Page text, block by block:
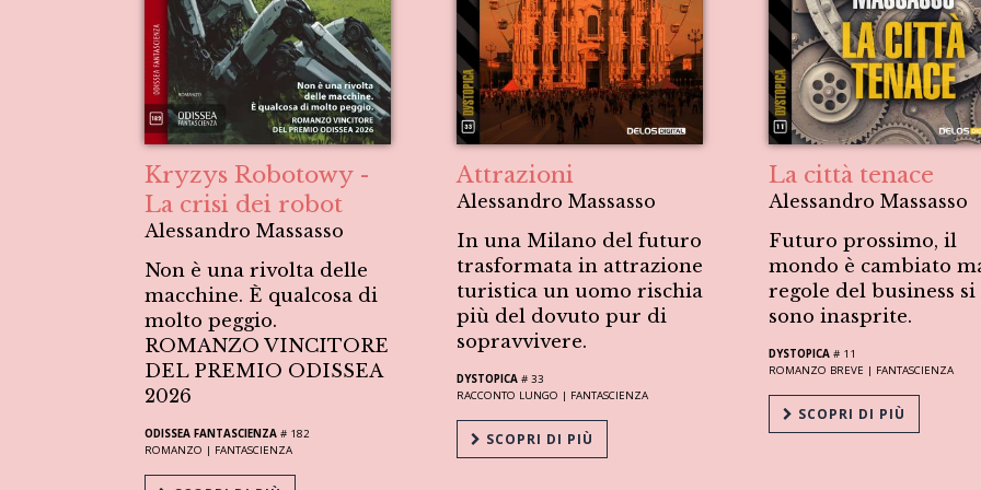
Kryzys Robotowy -
La crisi dei robot
Alessandro Massasso
Non è una rivolta delle
macchine. È qualcosa di
molto peggio.
ROMANZO VINCITORE
DEL PREMIO ODISSEA
2026
ODISSEA FANTASCIENZA # 182
ROMANZO | FANTASCIENZA
Attrazioni
Alessandro Massasso
In una Milano del futuro
trasformata in attrazione
turistica un uomo rischia
più del dovuto pur di
sopravvivere.
DYSTOPICA # 33
RACCONTO LUNGO | FANTASCIENZA
SCOPRI DI PIÙ
La città tenace
Alessandro Massasso
Futuro prossimo, il
mondo è cambiato
regole del business si
sono inasprite.
DYSTOPICA # 11
ROMANZO BREVE | FANTASCIENZA
SCOPRI DI PIÙ